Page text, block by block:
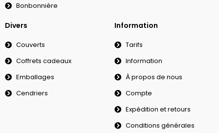
Bonbonnière
Divers
Couverts
Coffrets cadeaux
Emballages
Cendriers
Information
Tarifs
Information
À propos de nous
Compte
Expédition et retours
Conditions générales